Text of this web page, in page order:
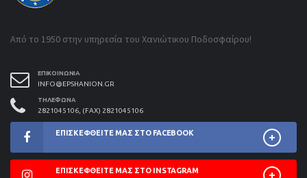
Από το 1950 στην υπηρεσία του Χανιώτικου Ποδοσφαίρου!
ΕΠΙΚΟΙΝΩΝΊΑ
INFO@EPSHANION.GR
ΤΗΛΈΦΩΝΑ
2821045106, (FAX) 2821045106
ΕΠΙΣΚΕΦΘΕΊΤΕ ΜΑΣ ΣΤΟ FACEBOOK
ΕΠΙΣΚΕΦΘΕΊΤΕ ΜΑΣ ΣΤΟ INSTAGRAM